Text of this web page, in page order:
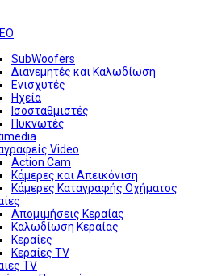
SubWoofers
Διανεμητές και Καλωδίωση
Ενισχυτές
Ηχεία
Ισοσταθμιστές
Πυκνωτές
Video
Action Cam
Κάμερες και Απεικόνιση
Κάμερες Καταγραφής Οχήματος
Απομιμήσεις Κεραίας
Καλωδίωση Κεραίας
Κεραίες
Κεραίες TV
TV